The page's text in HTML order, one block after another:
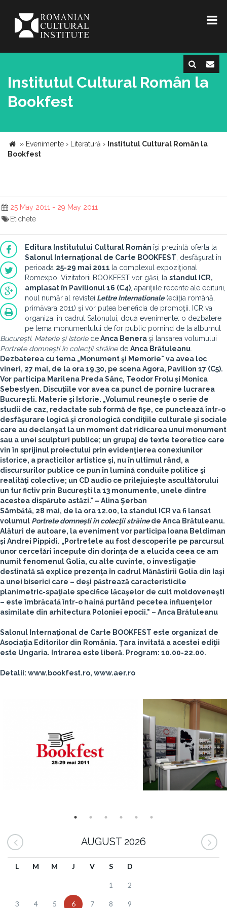
Institutul Cultural Român la
Bookfest
» Evenimente › Literatură › Institutul Cultural Român la
Bookfest
25 May 2011 - 29 May 2011
Etichete
Editura Institutului Cultural Român îşi prezintă oferta la
Salonul Internaţional de Carte BOOKFEST , desfăşurat în
perioada 25-29 mai 2011 la complexul expoziţional
Romexpo. Vizitatorii BOOKFEST vor găsi, la standul ICR,
amplasat în Pavilionul 16 (C4) , apariţiile recente ale editurii,
noul număr al revistei Lettre Internationale(ediția română,
primăvara 2011) şi vor putea beneficia de promoţii. ICR va
organiza, în cadrul Salonului, două evenimente: o dezbatere
pe tema monumentului de for public pornind de la albumul
Bucureşti. Materie şi Istorie deAnca Beneraşi lansarea volumului
Portrete domneşti în colecţii străine de Anca Brătuleanu
Dezbaterea cu tema „Monument şi Memorie" va avea loc
vineri, 27 mai, de la ora 19.30, pe scena Agora, Pavilion 17 (C5).
Vor participa Marilena Preda Sânc, Teodor Froluși Monica
Sebestyen. Discuțiile vor avea ca punct de pornire lucrarea
Bucureşti. Materie şi Istorie. „Volumul reuneşte o serie de
studii de caz, redactate sub formă de fişe, ce punctează într-o
desfăşurare logică şi cronologică condiţiile culturale şi sociale
care au declanşat la un moment dat ridicarea unui monument
sau a unei sculpturi publice; un grupaj de texte teoretice care
vin în sprijinul proiectului prin evidenţierea conexiunilor
istorice, a practicilor artistice şi, nu în ultimul rând, a
discursurilor publice ce pun în lumină conduite politice şi
realităţi colective; un CD audio ce prilejuieşte ascultătorului
un tur fictiv prin Bucureşti la 13 monumente, unele dintre
acestea dispărute astăzi." – Alina Şerban
Sâmbătă, 28 mai, de la ora 12.00, la standul ICR va fi lansat
volumul Portrete domneşti în colecţii străinede Anca Brătuleanu.
Alături de autoare, la eveniment vor participa Ioana Beldiman
și Andrei Pippidi. „Portretele au fost descoperite pe parcursul
unor cercetări începute din dorinţa de a elucida ceea ce am
numit fenomenul Golia, cu alte cuvinte, o investigaţie
destinată să explice prezenţa în cadrul Mănăstirii Golia din Iaşi
a unei biserici care – deşi păstrează caracteristicile
planimetric-spaţiale specifice lăcaşelor de cult moldoveneşti
– este îmbrăcată într-o haină purtând pecetea influenţelor
asimilate din arhitectura Poloniei epocii." – Anca Brătuleanu
Salonul Internaţional de Carte BOOKFEST este organizat de
Asociaţia Editorilor din România. Ţara invitată a acestei ediţii
este Ungaria. Intrarea este liberă. Program: 10.00-22.00.
Detalii: www.bookfest.ro, www.aer.ro
AUGUST 2026
L M M J V S D
1 2
3 4 5 6 7 8 9